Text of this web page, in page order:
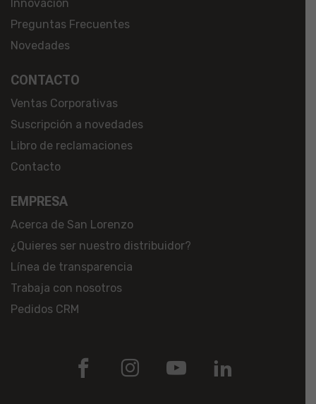
Innovación
Preguntas Frecuentes
Novedades
CONTACTO
Ventas Corporativas
Suscripción a novedades
Libro de reclamaciones
Contacto
EMPRESA
Acerca de San Lorenzo
¿Quieres ser nuestro distribuidor?
Línea de transparencia
Trabaja con nosotros
Pedidos CRM